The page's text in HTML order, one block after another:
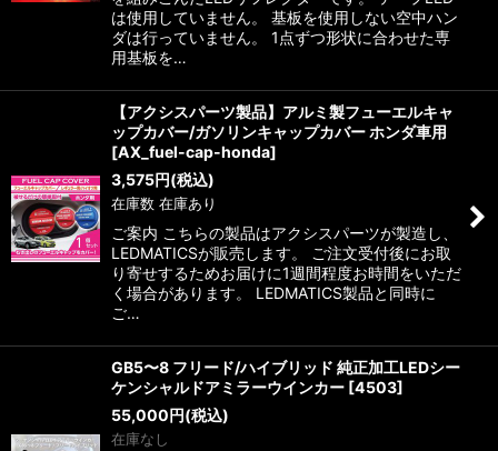
は使用していません。 基板を使用しない空中ハン
ダは行っていません。 1点ずつ形状に合わせた専
用基板を…
【アクシスパーツ製品】アルミ製フューエルキャ
ップカバー/ガソリンキャップカバー ホンダ車用
[AX_fuel-cap-honda]
3,575円(税込)
在庫数 在庫あり
ご案内 こちらの製品はアクシスパーツが製造し、
LEDMATICSが販売します。 ご注文受付後にお取
り寄せするためお届けに1週間程度お時間をいただ
く場合があります。 LEDMATICS製品と同時に
ご…
GB5〜8 フリード/ハイブリッド 純正加工LEDシー
ケンシャルドアミラーウインカー [4503]
55,000円(税込)
在庫なし